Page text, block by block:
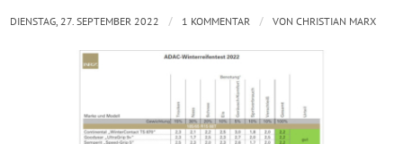
DIENSTAG, 27. SEPTEMBER 2022 / 1 KOMMENTAR / VONCHRISTIAN MARX